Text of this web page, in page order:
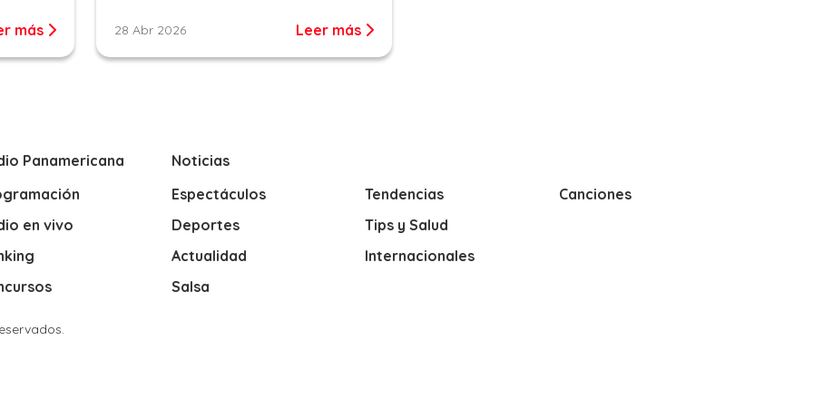
más 28 Abr 2026 Leer más
Panamericana
en vivo
Noticias
Espectáculos
Deportes
Actualidad
Salsa
Tendencias
Tips y Salud
Internacionales
Canciones